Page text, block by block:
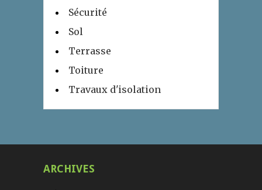
Sécurité
Sol
Terrasse
Toiture
Travaux d'isolation
ARCHIVES